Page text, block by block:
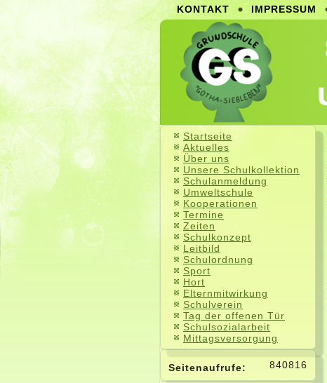
KONTAKT IMPRESSUM
Startseite
Aktuelles
Über uns
Unsere Schulkollektion
Schulanmeldung
Umweltschule
Kooperationen
Termine
Zeiten
Schulkonzept
Leitbild
Schulordnung
Sport
Hort
Elternmitwirkung
Schulverein
Tag der offenen Tür
Schulsozialarbeit
Mittagsversorgung
Seitenaufrufe: 840816